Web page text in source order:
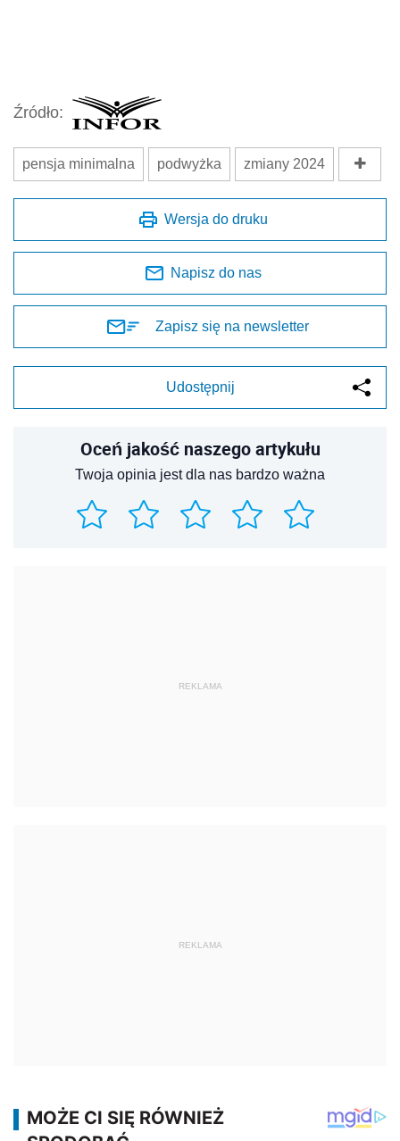
Źródło:
pensja minimalna podwyżka zmiany 2024
Wersja do druku
Napisz do nas
Zapisz się na newsletter
Udostępnij
Oceń jakość naszego artykułu
Twoja opinia jest dla nas bardzo ważna
REKLAMA
REKLAMA